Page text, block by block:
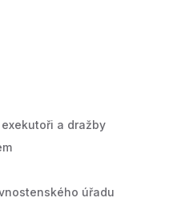
a dražby
úřadu